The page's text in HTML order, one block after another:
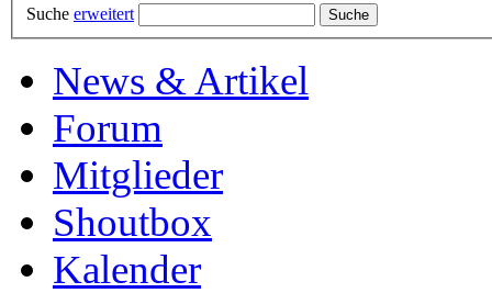
Suche erweitert
News & Artikel
Forum
Mitglieder
Shoutbox
Kalender